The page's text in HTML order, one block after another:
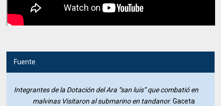
Fuente
Integrantes de la Dotación del Ara “san luis” que combatió en
malvinas Visitaron al submarino en tandanor. Gaceta